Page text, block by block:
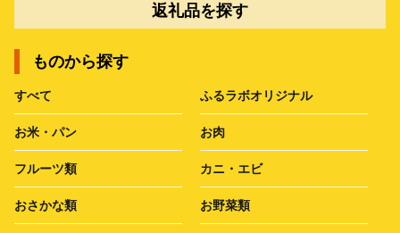
返礼品を探す
ものから探す
すべて ふるラボオリジナル
お米・パン お肉
フルーツ類 カニ・エビ
おさかな類 お野菜類